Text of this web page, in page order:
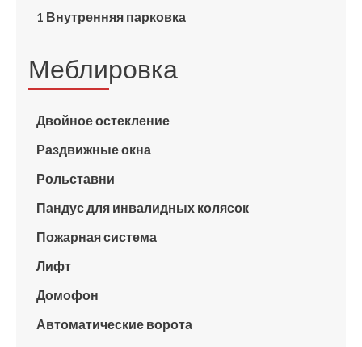
1 Внутренняя парковка
Меблировка
Двойное остекление
Раздвижные окна
Рольставни
Пандус для инвалидных колясок
Пожарная система
Лифт
Домофон
Автоматические ворота